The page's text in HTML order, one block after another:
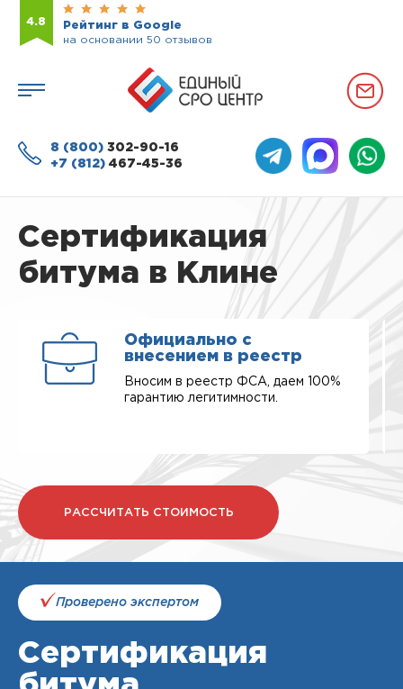
4.8
Рейтинг в Google
на основании 50 отзывов
8 (800) 302-90-16
+7 (812) 467-45-36
Сертификация
битума в Клине
Официально с
внесением в реестр
Вносим в реестр ФСА, даем 100%
гарантию легитимности.
РАССЧИТАТЬ СТОИМОСТЬ
Проверено экспертом
Сертификация